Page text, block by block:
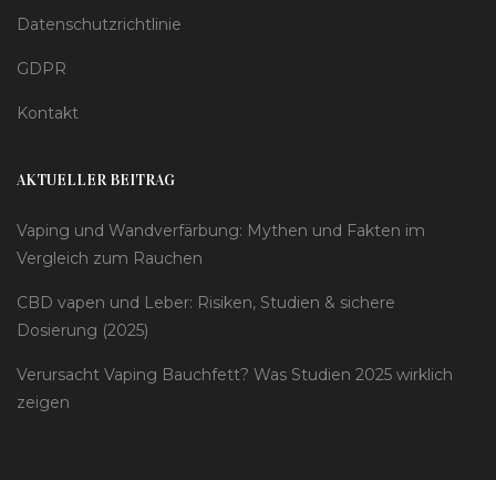
Datenschutzrichtlinie
GDPR
Kontakt
AKTUELLER BEITRAG
Vaping und Wandverfärbung: Mythen und Fakten im
Vergleich zum Rauchen
CBD vapen und Leber: Risiken, Studien & sichere
Dosierung (2025)
Verursacht Vaping Bauchfett? Was Studien 2025 wirklich
zeigen